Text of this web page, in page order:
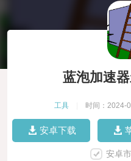
蓝泡加速
工具 时间：2024-
安卓下载
安卓